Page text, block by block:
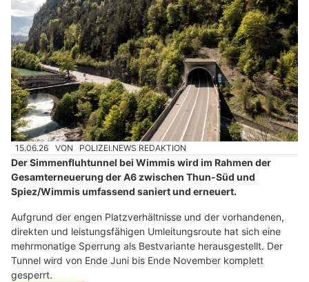
15.06.26 VON POLIZEI.NEWS REDAKTION
Der Simmenfluhtunnel bei Wimmis wird im Rahmen der
Gesamterneuerung der A6 zwischen Thun-Süd und
Spiez/Wimmis umfassend saniert und erneuert.
Aufgrund der engen Platzverhältnisse und der vorhandenen,
direkten und leistungsfähigen Umleitungsroute hat sich eine
mehrmonatige Sperrung als Bestvariante herausgestellt. Der
Tunnel wird von Ende Juni bis Ende November komplett
gesperrt.